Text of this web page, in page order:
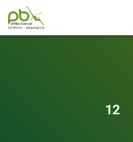
12